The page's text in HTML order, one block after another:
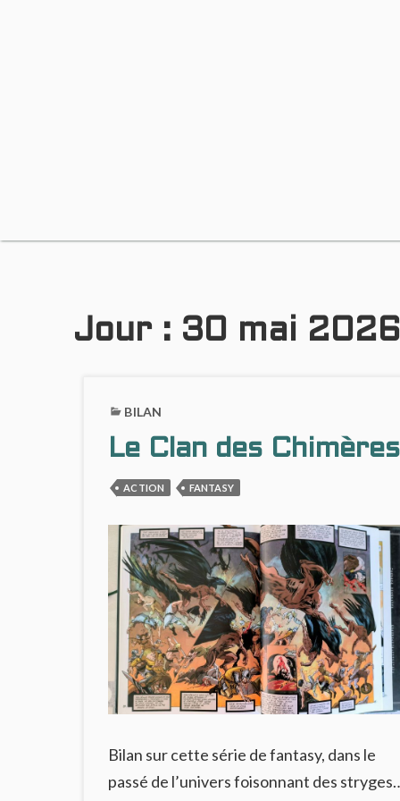
Jour : 30 mai 2026
BILAN
Le Clan des Chimères
ACTION FANTASY
Bilan sur cette série de fantasy, dans le
passé de l’univers foisonnant des